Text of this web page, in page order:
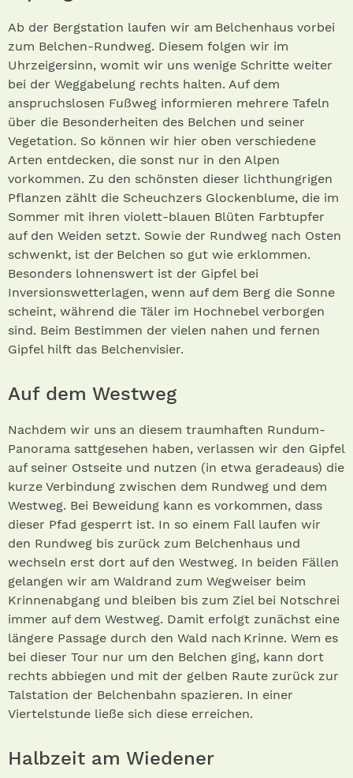
Ab der Bergstation laufen wir am Belchenhaus vorbei
zum Belchen-Rundweg. Diesem folgen wir im
Uhrzeigersinn, womit wir uns wenige Schritte weiter
bei der Weggabelung rechts halten. Auf dem
anspruchslosen Fußweg informieren mehrere Tafeln
über die Besonderheiten des Belchen und seiner
Vegetation. So können wir hier oben verschiedene
Arten entdecken, die sonst nur in den Alpen
vorkommen. Zu den schönsten dieser lichthungrigen
Pflanzen zählt die Scheuchzers Glockenblume, die im
Sommer mit ihren violett-blauen Blüten Farbtupfer
auf den Weiden setzt. Sowie der Rundweg nach Osten
schwenkt, ist der Belchen so gut wie erklommen.
Besonders lohnenswert ist der Gipfel bei
Inversionswetterlagen, wenn auf dem Berg die Sonne
scheint, während die Täler im Hochnebel verborgen
sind. Beim Bestimmen der vielen nahen und fernen
Gipfel hilft das Belchenvisier.
Auf dem Westweg
Nachdem wir uns an diesem traumhaften Rundum-
Panorama sattgesehen haben, verlassen wir den Gipfel
auf seiner Ostseite und nutzen (in etwa geradeaus) die
kurze Verbindung zwischen dem Rundweg und dem
Westweg. Bei Beweidung kann es vorkommen, dass
dieser Pfad gesperrt ist. In so einem Fall laufen wir
den Rundweg bis zurück zum Belchenhaus und
wechseln erst dort auf den Westweg. In beiden Fällen
gelangen wir am Waldrand zum Wegweiser beim
Krinnenabgang und bleiben bis zum Ziel bei Notschrei
immer auf dem Westweg. Damit erfolgt zunächst eine
längere Passage durch den Wald nach Krinne. Wem es
bei dieser Tour nur um den Belchen ging, kann dort
rechts abbiegen und mit der gelben Raute zurück zur
Talstation der Belchenbahn spazieren. In einer
Viertelstunde ließe sich diese erreichen.
Halbzeit am Wiedener